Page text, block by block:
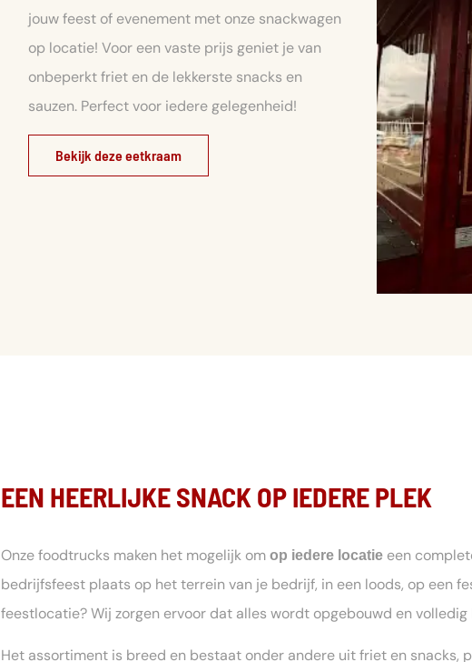
jouw feest of evenement met onze snackwagen
op locatie! Voor een vaste prijs geniet je van
onbeperkt friet en de lekkerste snacks en
sauzen. Perfect voor iedere gelegenheid!
Bekijk deze eetkraam
EEN HEERLIJKE SNACK OP IEDERE PLEK
Onze foodtrucks maken het mogelijk om op iedere locatieeen
bedrijfsfeest plaats op het terrein van je bedrijf, in een loods, op een
feestlocatie? Wij zorgen ervoor dat alles wordt opgebouwd en
Het assortiment is breed en bestaat onder andere uit friet en snacks,